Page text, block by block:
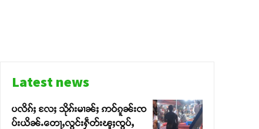
Latest news
ပလိၵ်ႈ လႄႈ သိုၵ်းမၢၼ်ႈ ဢဝ်ၵူၼ်းၸ
ပ်းယိၼ်ႉတေႃႇလွင်းႁဵတ်းၽူႈၸွပ်ႇ